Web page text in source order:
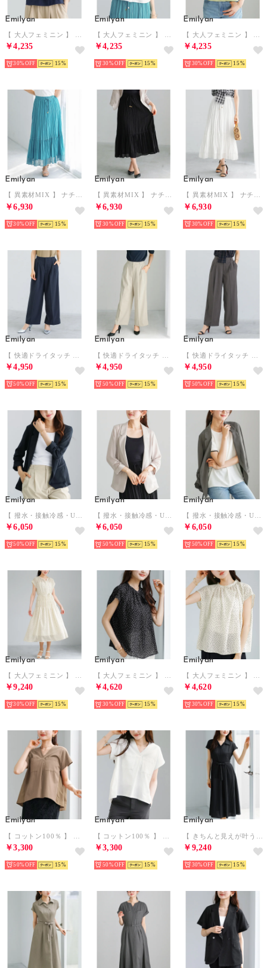
Emilyan
￥4,235
30% 15
Emilyan
￥4,235
30% 15
Emilyan
￥4,235
30% 15
Emilyan
【 異素材MIX 】 ナチュラルエアータンブラー・ランダムプリーツスカート （ターコイズブルー）
￥6,930
30% 15
Emilyan
【 異素材MIX 】 ナチュラルエアータンブラー・ランダムプリーツスカート （ブラック）
￥6,930
30% 15
Emilyan
【 異素材MIX 】 ナチュラルエアータンブラー・ランダムプリーツスカート （オフホワイト）
￥6,930
30% 15
Emilyan
￥4,950
50% 15
Emilyan
￥4,950
50% 15
Emilyan
￥4,950
50% 15
Emilyan
￥6,050
50% 15
Emilyan
￥6,050
50% 15
Emilyan
￥6,050
50% 15
Emilyan
￥9,240
30% 15
Emilyan
￥4,620
30% 15
Emilyan
￥4,620
30% 15
Emilyan
￥3,300
50% 15
Emilyan
￥3,300
50% 15
Emilyan
￥9,240
30% 15